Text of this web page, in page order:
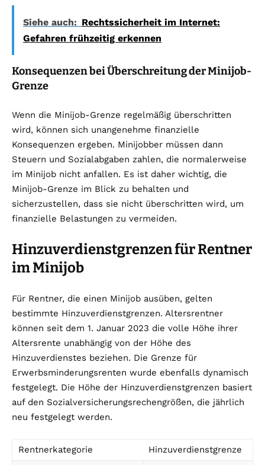
Siehe auch: Rechtssicherheit im Internet:
Gefahren frühzeitig erkennen
Konsequenzen bei Überschreitung der Minijob-
Grenze
Wenn die Minijob-Grenze regelmäßig überschritten
wird, können sich unangenehme finanzielle
Konsequenzen ergeben. Minijobber müssen dann
Steuern und Sozialabgaben zahlen, die normalerweise
im Minijob nicht anfallen. Es ist daher wichtig, die
Minijob-Grenze im Blick zu behalten und
sicherzustellen, dass sie nicht überschritten wird, um
finanzielle Belastungen zu vermeiden.
Hinzuverdienstgrenzen für Rentner
im Minijob
Für Rentner, die einen Minijob ausüben, gelten
bestimmte Hinzuverdienstgrenzen. Altersrentner
können seit dem 1. Januar 2023 die volle Höhe ihrer
Altersrente unabhängig von der Höhe des
Hinzuverdienstes beziehen. Die Grenze für
Erwerbsminderungsrenten wurde ebenfalls dynamisch
festgelegt. Die Höhe der Hinzuverdienstgrenzen basiert
auf den Sozialversicherungsrechengrößen, die jährlich
neu festgelegt werden.
Rentnerkategorie Hinzuverdienstgrenze